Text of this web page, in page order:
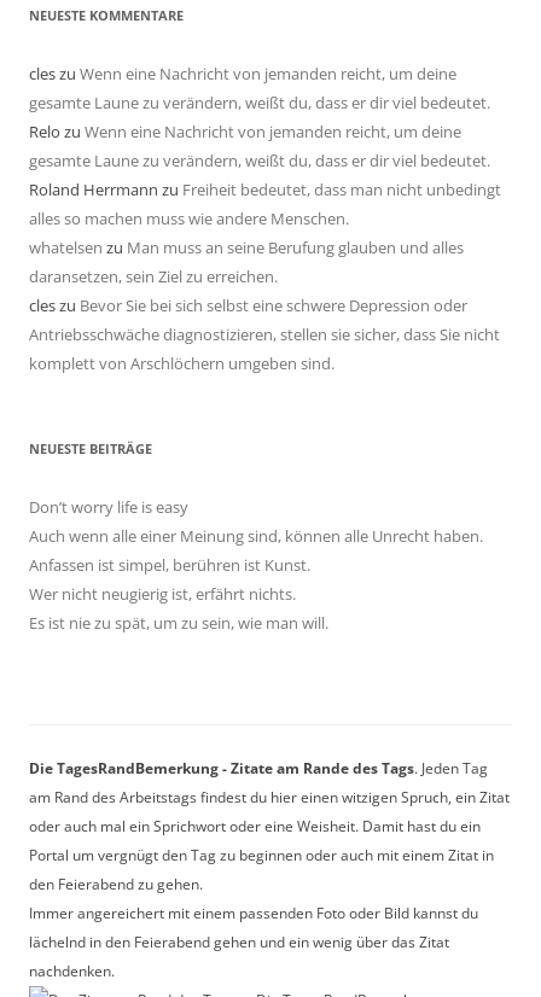
NEUESTE KOMMENTARE
cleszu Wenn eine Nachricht von jemanden reicht, um deine
gesamte Laune zu verändern, weißt du, dass er dir viel bedeutet.
Relo zu Wenn eine Nachricht von jemanden reicht, um deine
gesamte Laune zu verändern, weißt du, dass er dir viel bedeutet.
Roland Herrmann zu Freiheit bedeutet, dass man nicht unbedingt
alles so machen muss wie andere Menschen.
whatelsen zu Man muss an seine Berufung glauben und alles
daransetzen, sein Ziel zu erreichen.
cleszu Bevor Sie bei sich selbst eine schwere Depression oder
Antriebsschwäche diagnostizieren, stellen sie sicher, dass Sie nicht
komplett von Arschlöchern umgeben sind.
NEUESTE BEITRÄGE
Don’t worry life is easy
Auch wenn alle einer Meinung sind, können alle Unrecht haben.
Anfassen ist simpel, berühren ist Kunst.
Wer nicht neugierig ist, erfährt nichts.
Es ist nie zu spät, um zu sein, wie man will.
Die TagesRandBemerkung - Zitate am Rande des Tags. Jeden Tag
am Rand des Arbeitstags findest du hier einen witzigen Spruch, ein Zitat
oder auch mal ein Sprichwort oder eine Weisheit. Damit hast du ein
Portal um vergnügt den Tag zu beginnen oder auch mit einem Zitat in
den Feierabend zu gehen.
Immer angereichert mit einem passenden Foto oder Bild kannst du
lächelnd in den Feierabend gehen und ein wenig über das Zitat
nachdenken.